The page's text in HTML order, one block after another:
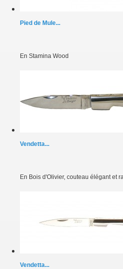
Pied de Mule...
En Stamina Wood
Vendetta...
En Bois d'Olivier, couteau élégant et
Vendetta...